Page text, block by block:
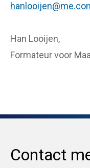
Han Looijen,
Formateur voor
Contact